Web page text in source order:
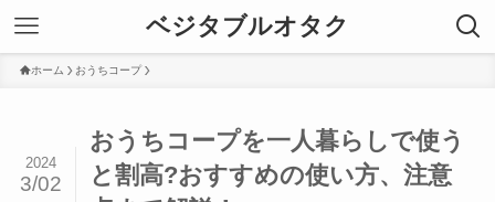
ベジタブルオタク
ホーム おうちコープ
おうちコープを一人暮らしで使う
と割高?おすすめの使い方、注意
2024
3/02